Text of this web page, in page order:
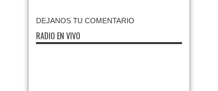
DEJANOS TU COMENTARIO
RADIO EN VIVO